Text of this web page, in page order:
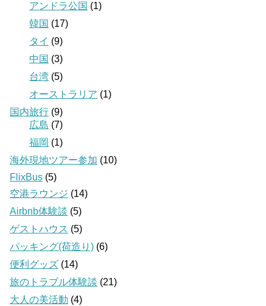
アンドラ公国 (1)
韓国 (17)
タイ (9)
中国 (3)
台湾 (5)
オーストラリア (1)
国内旅行 (9)
広島 (7)
福岡 (1)
海外現地ツアー参加 (10)
FlixBus (5)
空港ラウンジ (14)
Airbnb体験談 (5)
ゲストハウス (5)
パッキング(荷造り) (6)
便利グッズ (14)
旅のトラブル体験談 (21)
大人の美活動 (4)